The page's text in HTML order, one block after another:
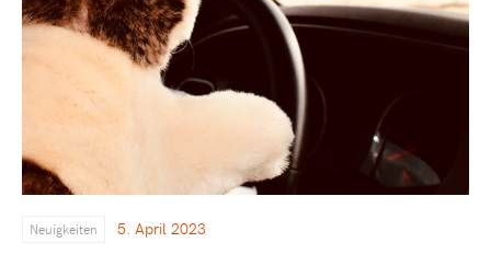
Neuigkeiten 5. April 2023